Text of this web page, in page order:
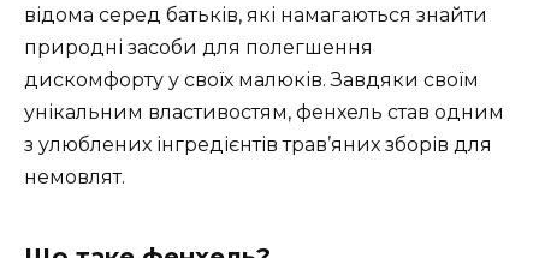
відома серед батьків, які намагаються знайти
природні засоби для полегшення
дискомфорту у своїх малюків. Завдяки своїм
унікальним властивостям, фенхель став одним
з улюблених інгредієнтів трав’яних зборів для
немовлят.